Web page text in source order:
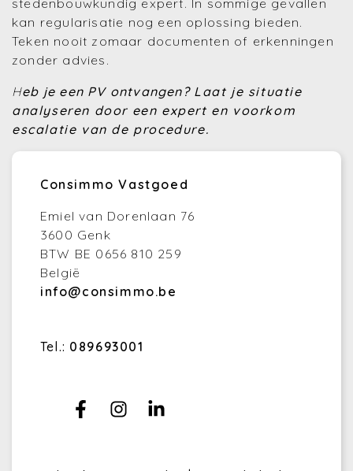
stedenbouwkundig expert. In sommige gevallen
kan regularisatie nog een oplossing bieden.
Teken nooit zomaar documenten of erkenningen
zonder advies.
Heb je een PV ontvangen? Laat je situatie
analyseren door een expert en voorkom
escalatie van de procedure.
Consimmo Vastgoed
Emiel van Dorenlaan 76
3600 Genk
BTW BE 0656 810 259
België
info@consimmo.be
Tel.: 089693001